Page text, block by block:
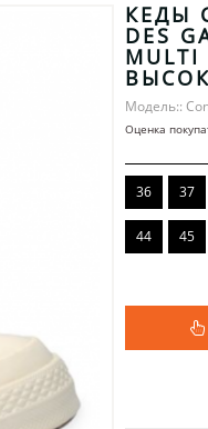
КЕДЫ
DES
MULTI
Модель::
Оценка
36 37
44 45